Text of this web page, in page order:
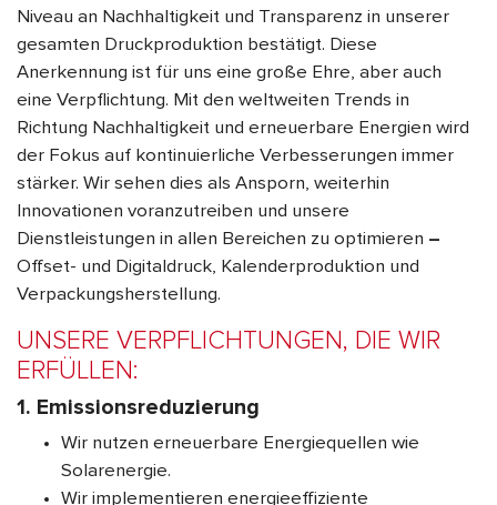
Niveau an Nachhaltigkeit und Transparenz in unserer
gesamten Druckproduktion bestätigt. Diese
Anerkennung ist für uns eine große Ehre, aber auch
eine Verpflichtung. Mit den weltweiten Trends in
Richtung Nachhaltigkeit und erneuerbare Energien wird
der Fokus auf kontinuierliche Verbesserungen immer
stärker. Wir sehen dies als Ansporn, weiterhin
Innovationen voranzutreiben und unsere
Dienstleistungen in allen Bereichen zu optimieren –
Offset- und Digitaldruck, Kalenderproduktion und
Verpackungsherstellung.
UNSERE VERPFLICHTUNGEN, DIE WIR
ERFÜLLEN:
1. Emissionsreduzierung
Wir nutzen erneuerbare Energiequellen wie
Solarenergie.
Wir implementieren energieeffiziente